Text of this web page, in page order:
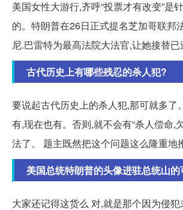
美国女性大游行,齐呼“投票才有改变”是
的。特朗普在26日正式提名芝加哥联邦
尼.巴雷特为最高法院大法官,让她接替已
古代历史上有哪些残忍的杀人犯?
要说起古代历史上的杀人犯,那可就多了
有,现在也有。否则,就不会有“杀人偿命,
法了。 题主既然把这个问题这么隆重地
美国总统特朗普的头像进驻总统山
大家还记得这货么 对,就是那个因为侵